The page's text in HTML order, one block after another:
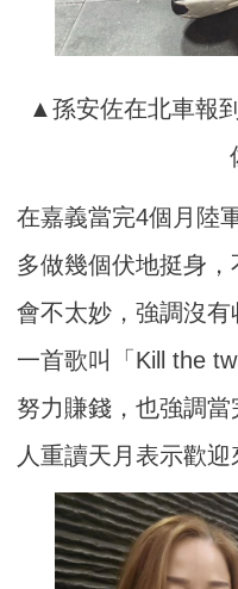
▲孫安佐在北車報
在嘉義當完4個月陸
多做幾個伏地挺身
會不太妙，強調沒
一首歌叫「Kill the
努力賺錢，也強調
人重讀天月表示歡迎